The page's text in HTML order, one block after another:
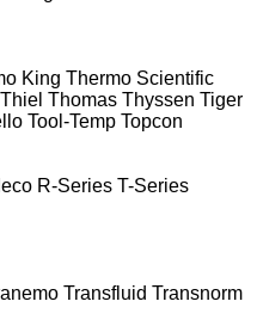
King Thermo Scientific
Thiel Thomas Thyssen Tiger
Tool-Temp Topcon
R-Series T-Series
Transfluid Transnorm